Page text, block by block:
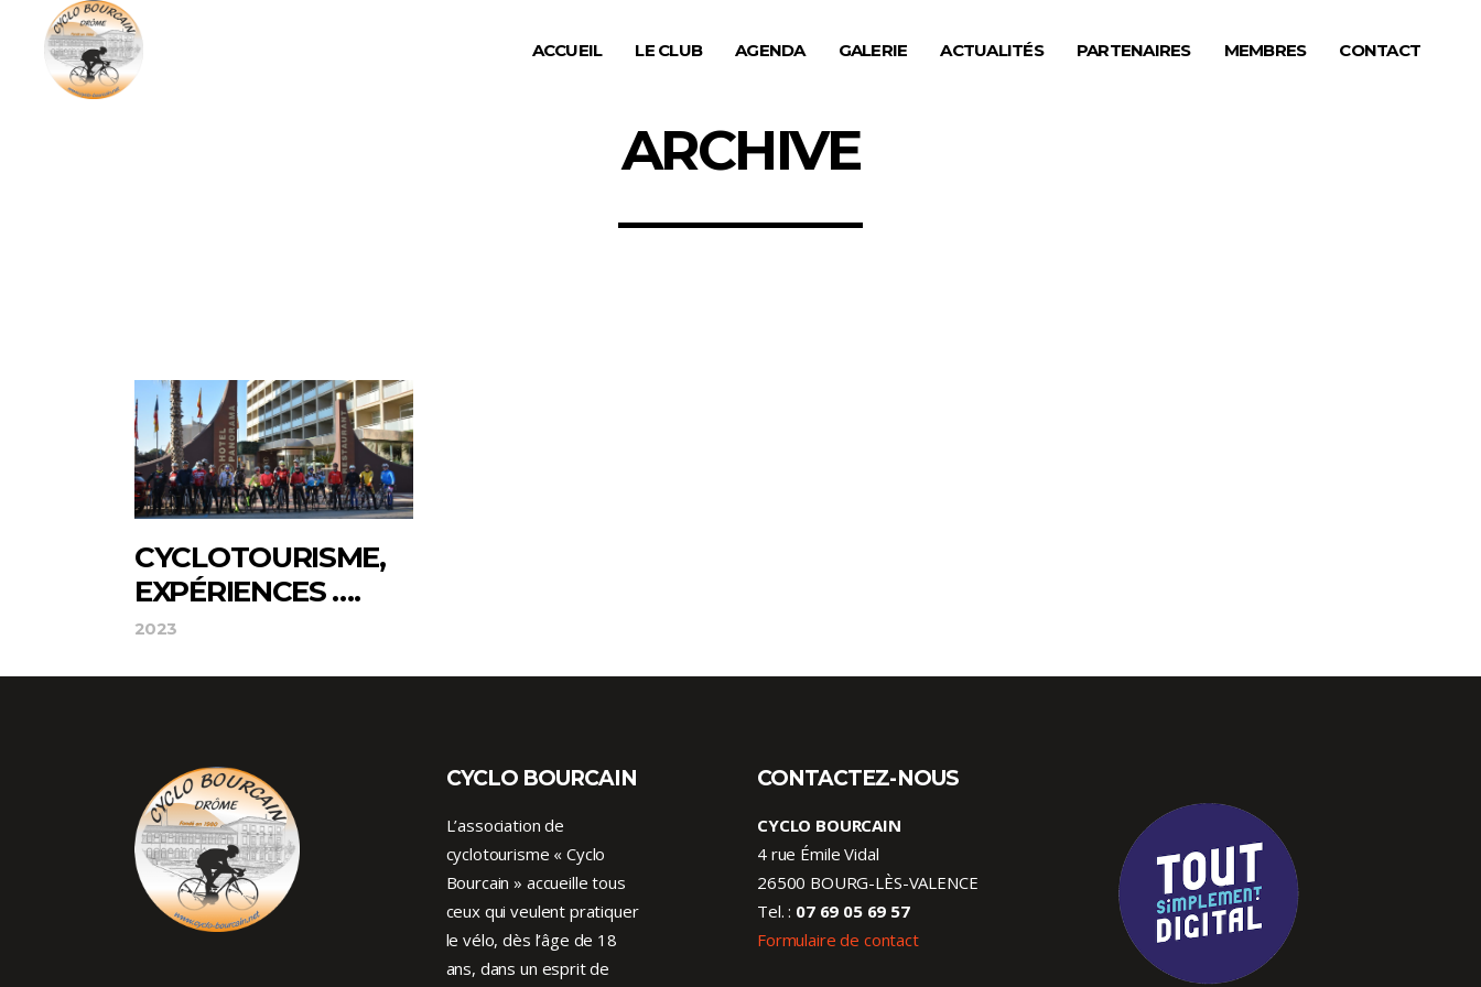
ACCUEIL LE CLUB AGENDA GALERIE ACTUALITÉS PARTENAIRES MEMBRES CONTACT
ARCHIVE
CYCLOTOURISME,
EXPÉRIENCES ….
2023
CYCLO BOURCAIN
L’association de
cyclotourisme « Cyclo
Bourcain » accueille tous
ceux qui veulent pratiquer
le vélo, dès l’âge de 18
ans, dans un esprit de
CONTACTEZ-NOUS
CYCLO BOURCAIN
4 rue Émile Vidal
26500 BOURG-LÈS-VALENCE
Tel. : 07 69 05 69 57
Formulaire de contact